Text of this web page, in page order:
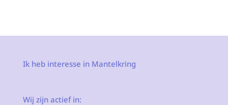
Ik heb interesse in Mantelkring
Wij zijn actief in: